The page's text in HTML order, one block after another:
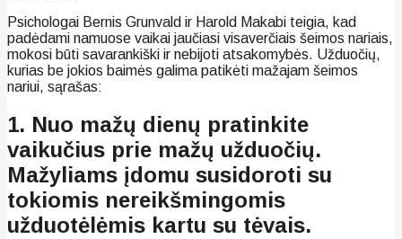
Psichologai Bernis Grunvald ir Harold Makabi teigia, kad
padėdami namuose vaikai jaučiasi visaverčiais šeimos nariais,
mokosi būti savarankiški ir nebijoti atsakomybės. Užduočių,
kurias be jokios baimės galima patikėti mažajam šeimos
nariui, sąrašas:
1. Nuo mažų dienų pratinkite
vaikučius prie mažų užduočių.
Mažyliams įdomu susidoroti su
tokiomis nereikšmingomis
užduotėlėmis kartu su tėvais.